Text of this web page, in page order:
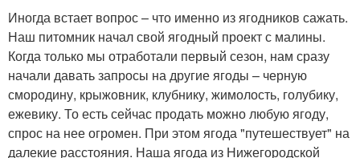
Иногда встает вопрос – что именно из ягодников сажать.
Наш питомник начал свой ягодный проект с малины.
Когда только мы отработали первый сезон, нам сразу
начали давать запросы на другие ягоды – черную
смородину, крыжовник, клубнику, жимолость, голубику,
ежевику. То есть сейчас продать можно любую ягоду,
спрос на нее огромен. При этом ягода "путешествует" на
далекие расстояния. Наша ягода из Нижегородской